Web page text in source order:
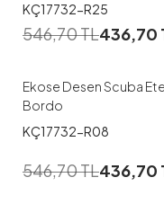
KÇ17732-R25
546,70TL436,70
38 40 42 44
Ekose Desen Scuba
Bordo
KÇ17732-R08
546,70TL436,70
38 42 44 46